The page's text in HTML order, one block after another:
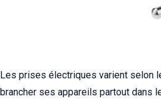
Les prises électriques varient selon
brancher ses appareils partout dans